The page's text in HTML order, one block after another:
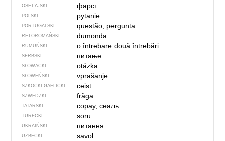
OSETYJSKI фарст
POLSKI pytanie
PORTUGALSKI questão, pergunta
RETOROMAŃSKI dumonda
RUMUŃSKI o întrebaredouă întrebări
SERBSKI питање
SŁOWACKI otázka
SŁOWEŃSKI vprašanje
SZKOCKI GAELICKI ceist
SZWEDZKI fråga
TATARSKI сорау, сөаль
TURECKI soru
UKRAIŃSKI питання
UZBECKI savol